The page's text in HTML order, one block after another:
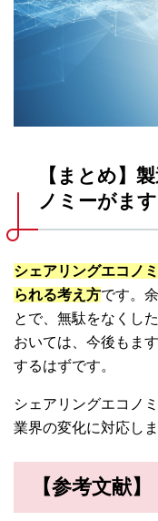
【まとめ】
ノミーがま
シェアリングエコノ
られる考え方です。
とで、無駄をなくし
おいては、今後もま
するはずです。
シェアリングエコノ
業界の変化に対応しま
【参考文献】